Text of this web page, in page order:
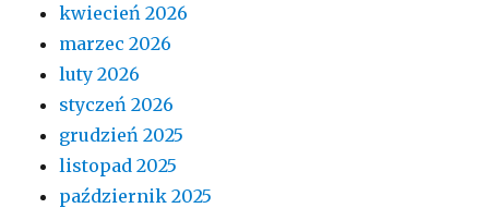
kwiecień 2026
marzec 2026
luty 2026
styczeń 2026
grudzień 2025
listopad 2025
październik 2025